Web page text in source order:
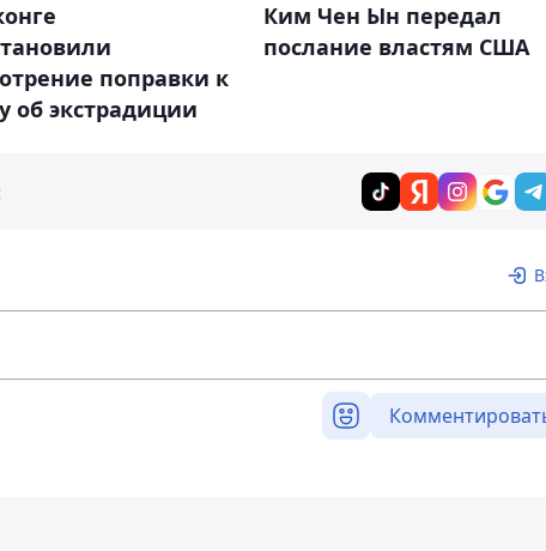
поправки к
об экстрадиции
Ким Чен Ын передал
послание властям США